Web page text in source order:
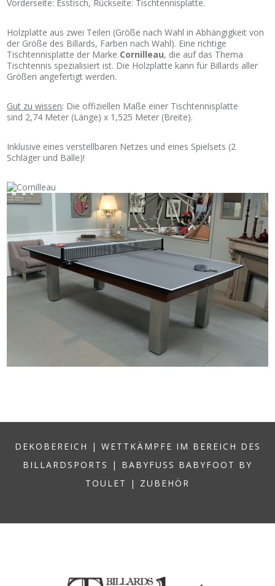
Vorderseite: Esstisch, Rückseite: Tischtennisplatte.
Holzplatte aus zwei Teilen (Größe nach Wahl in Abhängigkeit von
der Größe des Billards, Farben nach Wahl). Eine richtige
Tischtennisplatte der Marke Cornilleau, die auf das Thema
Tischtennis spezialisiert ist. Die Holzplatte kann für Billards aller
Größen angefertigt werden.
Gut zu wissen: Die offiziellen Maße einer Tischtennisplatte
sind 2,74 Meter (Länge) x 1,525 Meter (Breite).
Inklusive eines verstellbaren Netzes und eines Spielsets (2
Schläger und Bälle)!
DEKOBEREICH | WETTKÄMPFE IM BEREICH DES
BILLARDSPORTS
| BABYFUSS BABYFOOT BY
TOULET
| ZUBEHÖR